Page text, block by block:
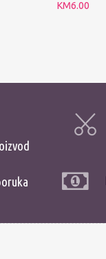
KM6.00